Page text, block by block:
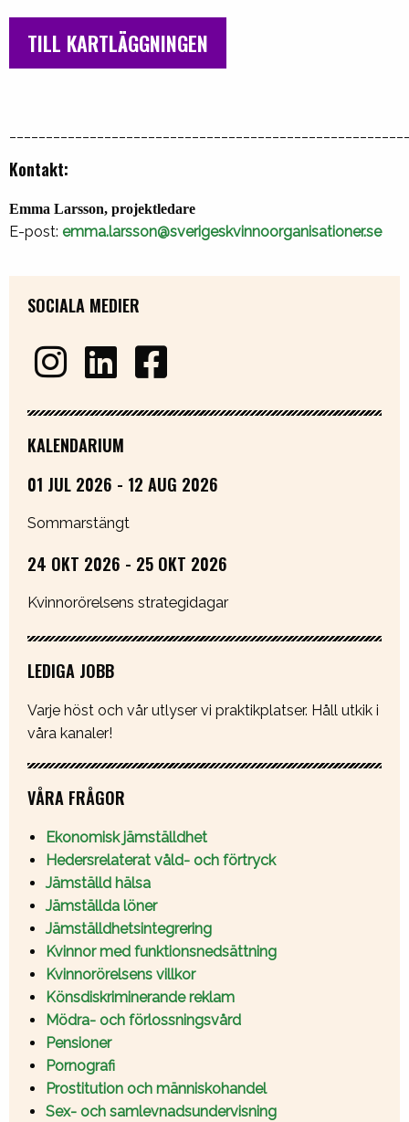
TILL KARTLÄGGNINGEN
Kontakt:
Emma Larsson, projektledare
E-post: emma.larsson@sverigeskvinnoorganisationer.se
SOCIALA MEDIER
KALENDARIUM
01 JUL 2026 - 12 AUG 2026
Sommarstängt
24 OKT 2026 - 25 OKT 2026
Kvinnorörelsens strategidagar
LEDIGA JOBB
Varje höst och vår utlyser vi praktikplatser. Håll utkik i
våra kanaler!
VÅRA FRÅGOR
Ekonomisk jämställdhet
Hedersrelaterat våld- och förtryck
Jämställd hälsa
Jämställda löner
Jämställdhetsintegrering
Kvinnor med funktionsnedsättning
Kvinnorörelsens villkor
Könsdiskriminerande reklam
Mödra- och förlossningsvård
Pensioner
Pornografi
Prostitution och människohandel
Sex- och samlevnadsundervisning